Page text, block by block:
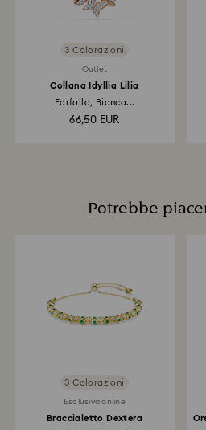
rimborso potrà richiedere fino a
3 Colorazioni
Outlet
Collana Idyllia Lilia
Farfalla, Bianca...
66,50 EUR
Potrebbe
3 Colorazioni
Esclusiva online
Braccialetto Dextera